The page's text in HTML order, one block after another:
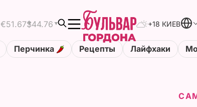
€51.67$44.76 +18 КИЕВ
Перчинка Рецепты Лайфхаки